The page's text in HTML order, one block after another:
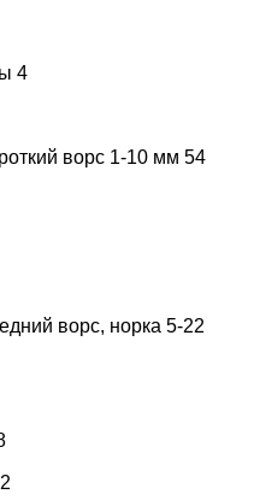
4
ворс 1-10 мм 54
ворс, норка 5-22